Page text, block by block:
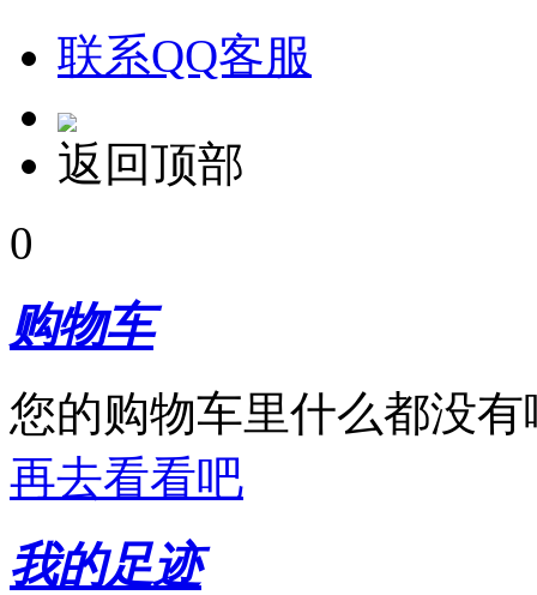
联系QQ客服
返回顶部
0
购物车
您的购物车里什么都没有
再去看看吧
我的足迹